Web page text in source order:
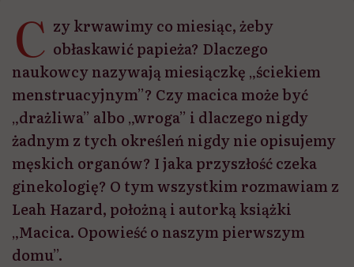
C zy krwawimy co miesiąc, żeby
obłaskawić papieża? Dlaczego
naukowcy nazywają miesiączkę „ściekiem
menstruacyjnym”? Czy macica może być
„drażliwa” albo „wroga” i dlaczego nigdy
żadnym z tych określeń nigdy nie opisujemy
męskich organów? I jaka przyszłość czeka
ginekologię? O tym wszystkim rozmawiam z
Leah Hazard, położną i autorką książki
„Macica. Opowieść o naszym pierwszym
domu”.